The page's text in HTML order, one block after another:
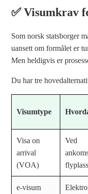
✅ Visumkrav
Som norsk statsborger
uansett om formålet er
Men heldigvis er
Du har tre
Visumtype
Visa on
arrival
(VOA)
Ved
e-visum